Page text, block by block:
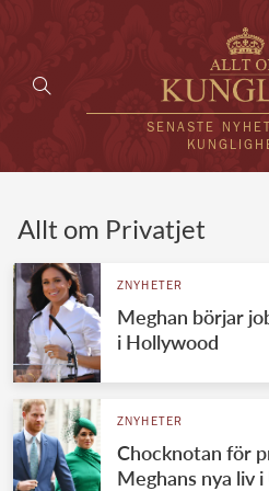
SENASTE
VÄRLDENS
Svenska
Brittiska
Allt om Privatjet
ZNYHETER
Meghan börjar
i Hollywood
ZNYHETER
Chocknotan för
Meghans nya liv i